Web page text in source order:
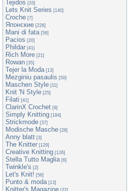
Tejidos [33]
Lets Knit Series [140]
Croche [7]
Японские [226]
Mani di fata [56]
Pacios [20]
Phildar [41]
Rich More [21]
Rowan [35]
Tejer la Moda [13]
Mezginiu pasaulis [50]
Maschen Style [11]
Knit 'N Style [25]
Filati [41]
ClarinX Crochet [9]
Simply Knitting [184]
Strickmode [37]
Modische Masche [28]
Anny blatt [3]
The Knitter [129]
Creative Knitting [126]
Stella Tutto Maglia [6]
Twinkle's [2]
Let's Knit! [56]
Punto & moda [13]
Knitter's Magazine [22]